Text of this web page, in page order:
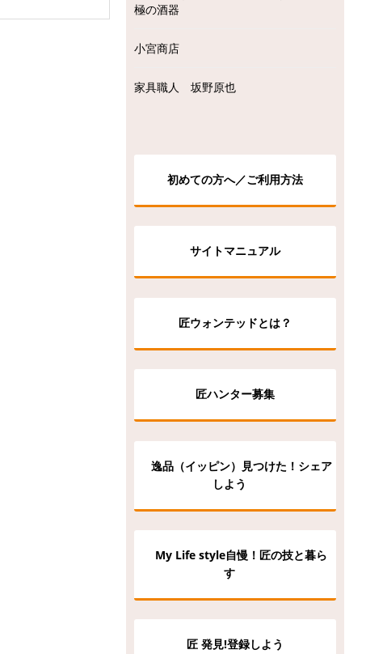
極の酒器
小宮商店
家具職人 坂野原也
初めての方へ／ご利用方法
サイトマニュアル
匠ウォンテッドとは？
匠ハンター募集
逸品（イッピン）見つけた！シェア
しよう
My Life style自慢！匠の技と暮ら
す
匠 発見!登録しよう